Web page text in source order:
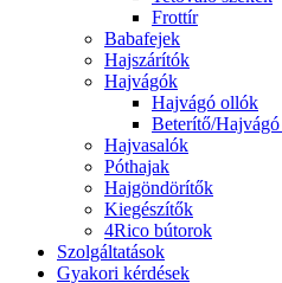
Frottír
Babafejek
Hajszárítók
Hajvágók
Hajvágó ollók
Beterítő/
Hajvasalók
Póthajak
Hajgöndörítők
Kiegészítők
4Rico bútorok
Szolgáltatások
Gyakori kérdések